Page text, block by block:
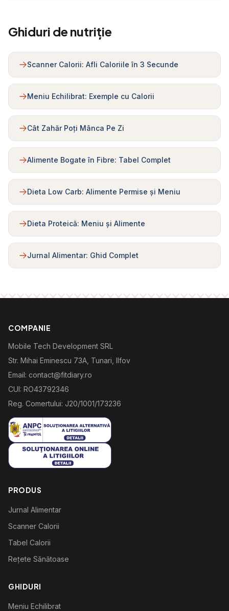
Ghiduri de nutriție
Scanner Calorii: Afli Caloriile în 3 Secunde
Meniu Echilibrat: Exemple cu Calorii
Cât Zahăr Poți Mânca Pe Zi
Alimente Bogate în Fibre: Tabel Complet
Dieta Low Carb: Alimente Permise și Meniu
Dieta Proteică: Meniu și Alimente
Jurnal Alimentar: Ghid Complet
COMPANIE
Mobile Tech Development SRL
Str. Mihai Eminescu 73A, Tunari, Ilfov
Email: contact@fitdiary.ro
CUI: RO43792346
Reg. Comertului: J20/1001/173236
PRODUS
Jurnal Alimentar
Scanner Calorii
Tabel Calorii
Rețete Sănătoase
GHIDURI
Meniu Echilibrat